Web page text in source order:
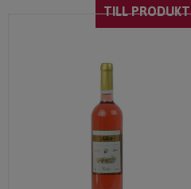
TILL PRODUKT